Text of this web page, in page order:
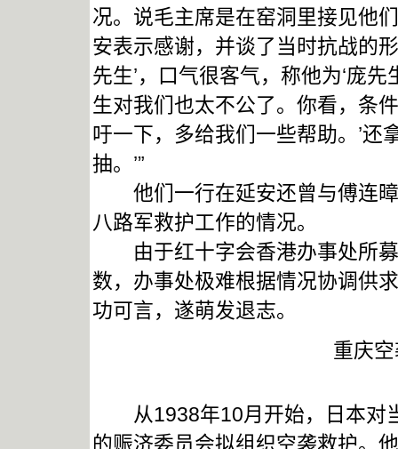
况。说毛主席是在窑洞里接见他
安表示感谢，并谈了当时抗战的
先生’，口气很客气，称他为‘庞
生对我们也太不公了。你看，条
吁一下，多给我们一些帮助。’还
抽。
他们一行在延安还曾与傅连暲
八路军救护工作的情况。
由于红十字会香港办事处所募
数，办事处极难根据情况协调供
功可言，遂萌发退志。
重庆
从1938年10月开始，日本对
的赈济委员会拟组织空袭救护。